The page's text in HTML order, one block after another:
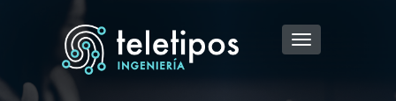
Toggle
navigation